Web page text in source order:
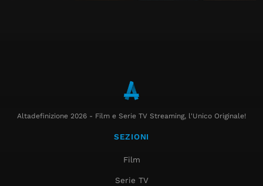
Altadefinizione 2026 - Film e Serie TV Streaming, l'Unico Originale!
SEZIONI
Film
Serie TV